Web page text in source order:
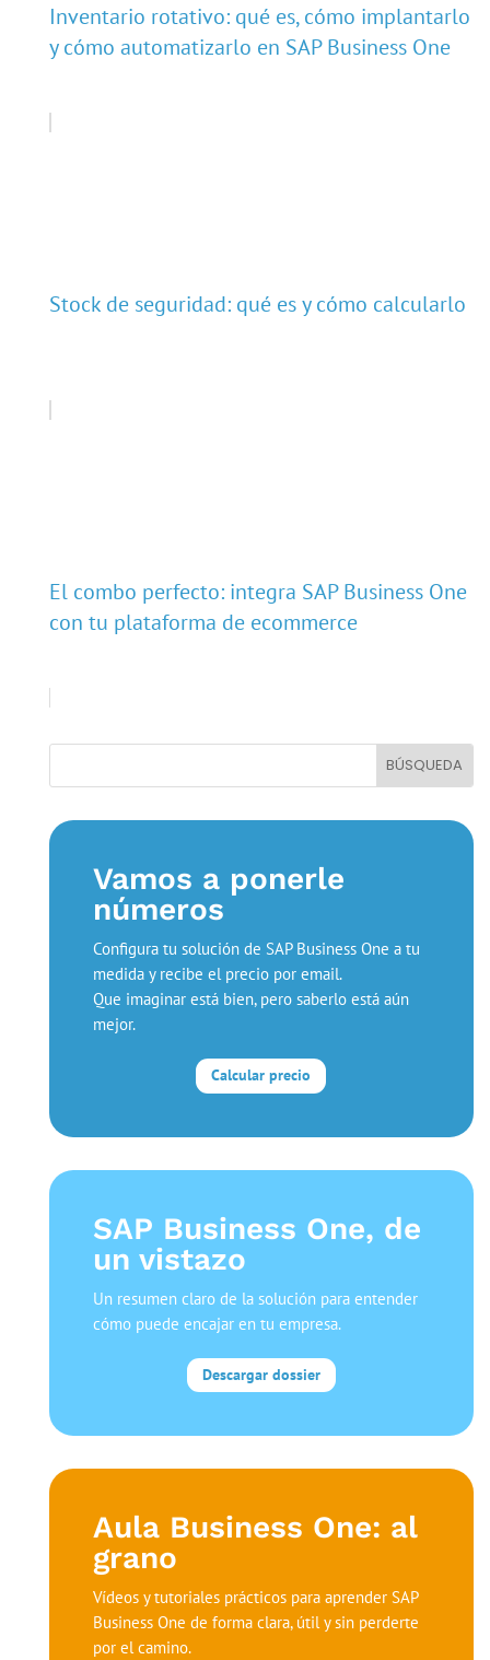
Inventario rotativo: qué es, cómo implantarlo
y cómo automatizarlo en SAP Business One
Stock de seguridad: qué es y cómo calcularlo
El combo perfecto: integra SAP Business One
con tu plataforma de ecommerce
Vamos a ponerle
números
Configura tu solución de SAP Business One a tu
medida y recibe el precio por email.
Que imaginar está bien, pero saberlo está aún
mejor.
Calcular precio
SAP Business One, de
un vistazo
Un resumen claro de la solución para entender
cómo puede encajar en tu empresa.
Descargar dossier
Aula Business One: al
grano
Vídeos y tutoriales prácticos para aprender SAP
Business One de forma clara, útil y sin perderte
por el camino.